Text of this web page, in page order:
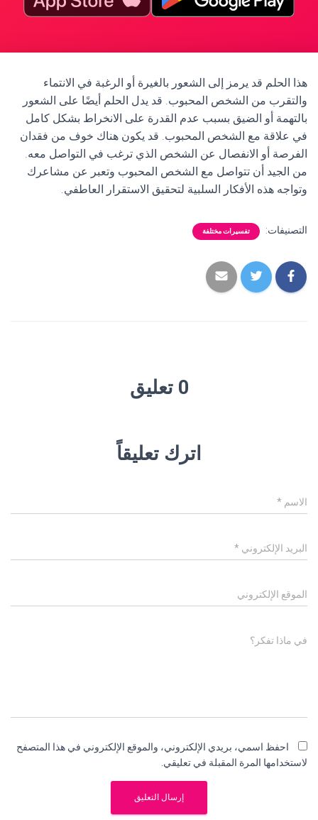
هذا الحلم قد يرمز إلى الشعور بالغيرة أو الرغبة في الانتماء
والتقرب من الشخص المحبوب. قد يدل الحلم أيضًا على الشعور
بالتهمة أو الضيق بسبب عدم القدرة على الانخراط بشكل كامل
في علاقة مع الشخص المحبوب. قد يكون هناك خوف من فقدان
الفرصة أو الانفصال عن الشخص الذي ترغب في التواصل معه.
من الجيد أن تتواصل مع الشخص المحبوب وتعبر عن مشاعرك
وتواجه هذه الأفكار السلبية لتحقيق الاستقرار العاطفي.
التصنيفات: تفسيرات مختلفة
0 تعليق
اترك تعليقاً
الاسم *
البريد الإلكتروني *
الموقع الإلكتروني
في ماذا تفكر؟
احفظ اسمي، بريدي الإلكتروني، والموقع الإلكتروني في هذا المتصفح
لاستخدامها المرة المقبلة في تعليقي.